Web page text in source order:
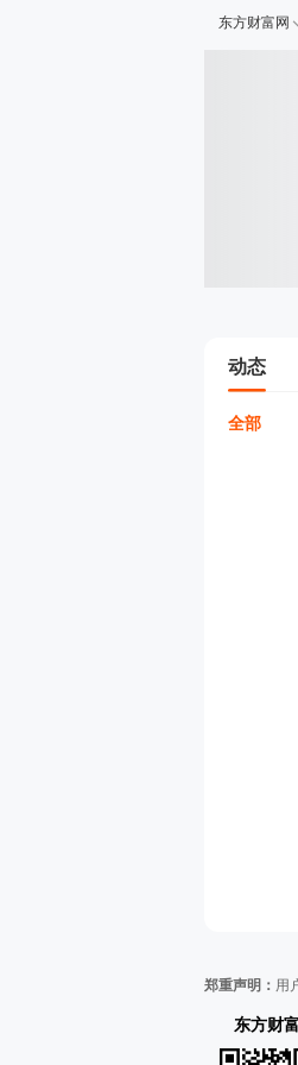
东方财富网
动态
全部
郑重声明： 用
东方财富